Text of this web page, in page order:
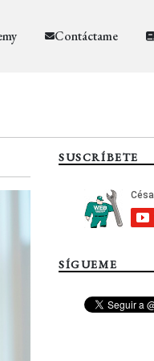
Contáctame
SUSCRÍBETE
SÍGUEME